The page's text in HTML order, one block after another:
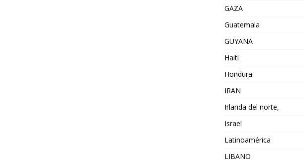
GAZA
Guatemala
GUYANA
Haiti
Hondura
IRAN
Irlanda del norte,
Israel
Latinoamérica
LIBANO